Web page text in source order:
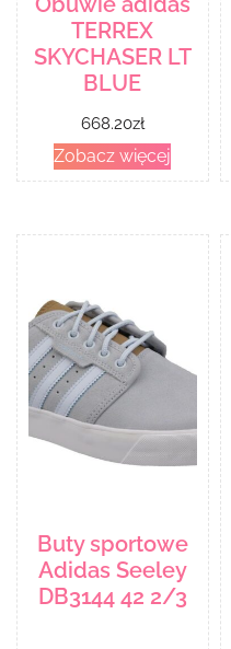
TERREX
SKYCHASER LT
BLUE
668.20zł
Zobacz więcej
Buty sportowe
Adidas Seeley
DB3144 42 2/3